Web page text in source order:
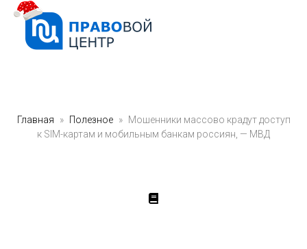
Главная Полезное
Мошенники массово крадут доступ
к SIM-картам и мобильным банкам россиян, — МВД